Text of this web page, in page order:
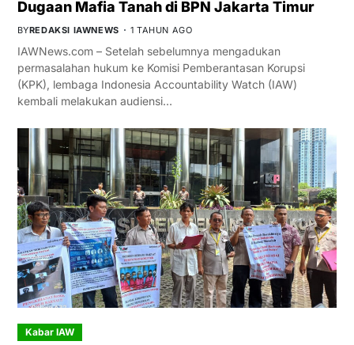
Dugaan Mafia Tanah di BPN Jakarta Timur
BYREDAKSI IAWNEWS 1 TAHUN AGO
IAWNews.com – Setelah sebelumnya mengadukan
permasalahan hukum ke Komisi Pemberantasan Korupsi
(KPK), lembaga Indonesia Accountability Watch (IAW)
kembali melakukan audiensi…
Kabar IAW